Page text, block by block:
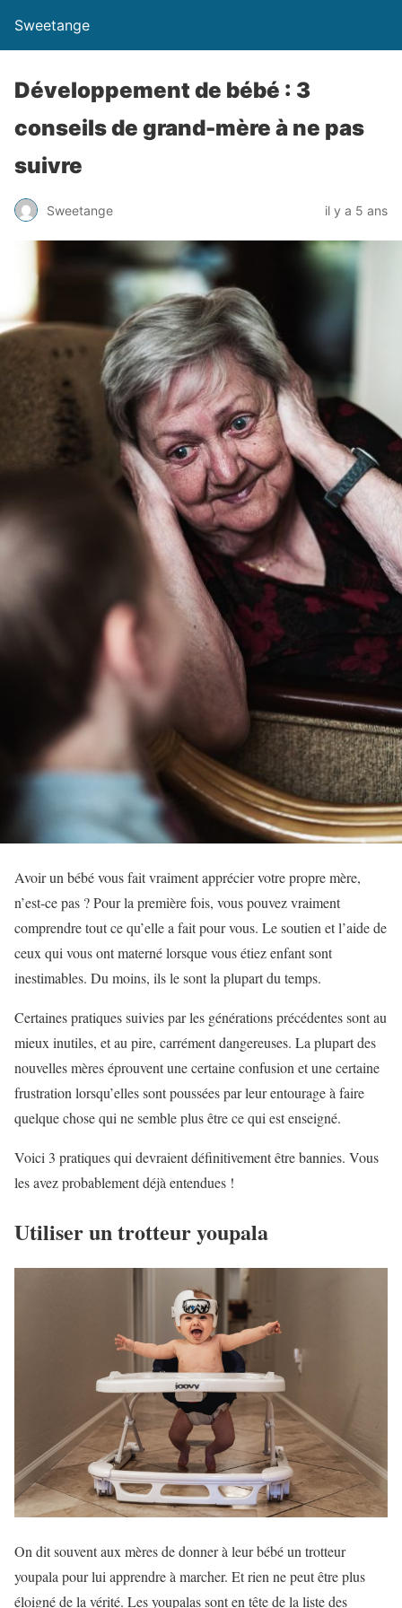
Sweetange
Développement de bébé : 3
conseils de grand-mère à ne pas
suivre
Sweetange il y a 5 ans
Avoir un bébé vous fait vraiment apprécier votre propre mère,
n’est-ce pas ? Pour la première fois, vous pouvez vraiment
comprendre tout ce qu’elle a fait pour vous. Le soutien et l’aide de
ceux qui vous ont materné lorsque vous étiez enfant sont
inestimables. Du moins, ils le sont la plupart du temps.
Certaines pratiques suivies par les générations précédentes sont au
mieux inutiles, et au pire, carrément dangereuses. La plupart des
nouvelles mères éprouvent une certaine confusion et une certaine
frustration lorsqu’elles sont poussées par leur entourage à faire
quelque chose qui ne semble plus être ce qui est enseigné.
Voici 3 pratiques qui devraient définitivement être bannies. Vous
les avez probablement déjà entendues !
Utiliser un trotteur youpala
On dit souvent aux mères de donner à leur bébé un trotteur
youpala pour lui apprendre à marcher. Et rien ne peut être plus
éloigné de la vérité. Les youpalas sont en tête de la liste des